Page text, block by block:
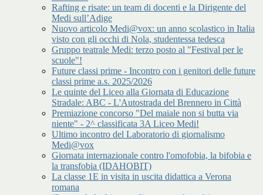
Rafting e risate: un team di docenti e la Dirigente del
Medi sull’Adige
Nuovo articolo Medi@vox: un anno scolastico in Italia
visto con gli occhi di Nola, studentessa tedesca
Gruppo teatrale Medi: terzo posto al "Festival per le
scuole"!
Future classi prime - Incontro con i genitori delle future
classi prime a.s. 2025/2026
Le quinte del Liceo alla Giornata di Educazione
Stradale: ABC - L'Autostrada del Brennero in Città
Premiazione concorso "Del maiale non si butta via
niente" - 2^ classificata 3A Liceo Medi!
Ultimo incontro del Laboratorio di giornalismo
Medi@vox
Giornata internazionale contro l'omofobia, la bifobia e
la transfobia (IDAHOBIT)
La classe 1E in visita in uscita didattica a Verona
romana